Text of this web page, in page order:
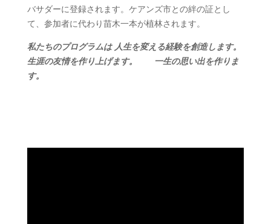
バサダーに登録されます。ケアンズ市との絆の証とし
て、参加者に代わり苗木一本が植林されます。
私たちのプログラムは 人生を変える経験を創造します。
生涯の友情を作り上げます。
一生の思い出を作りま
す。